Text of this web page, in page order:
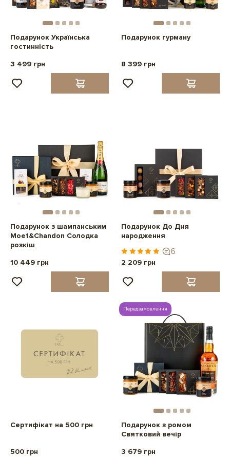
Подарунок Українська
гостинність
3 499 грн
Подарунок гурману
8 399 грн
Подарунок з шампанським
Moet&Chandon Солодка
розкіш
10 449 грн
Подарунок До Дня
народження
6
2 209 грн
Сертифікат на 500 грн
500 грн
Передзамовлення
Подарунок з ромом
Святковий вечір
3 679 грн